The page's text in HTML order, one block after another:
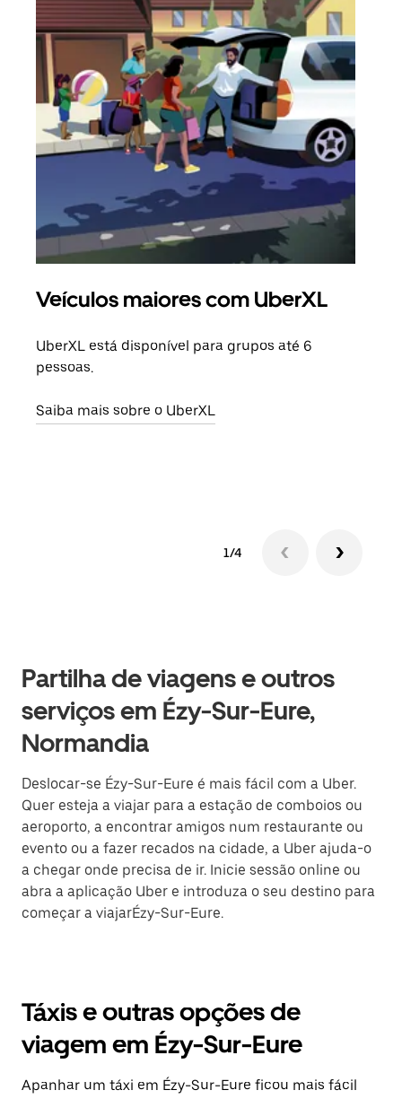
Veículos maiores com UberXL
UberXL está disponível para grupos até 6
pessoas.
Saiba mais sobre o UberXL
1/4
Partilha de viagens e outros
serviços em Ézy-Sur-Eure,
Normandia
Deslocar-se Ézy-Sur-Eure é mais fácil com a Uber.
Quer esteja a viajar para a estação de comboios ou
aeroporto, a encontrar amigos num restaurante ou
evento ou a fazer recados na cidade, a Uber ajuda-o
a chegar onde precisa de ir. Inicie sessão online ou
abra a aplicação Uber e introduza o seu destino para
começar a viajarÉzy-Sur-Eure.
Táxis e outras opções de
viagem em Ézy-Sur-Eure
Apanhar um táxi em Ézy-Sur-Eure ficou mais fácil